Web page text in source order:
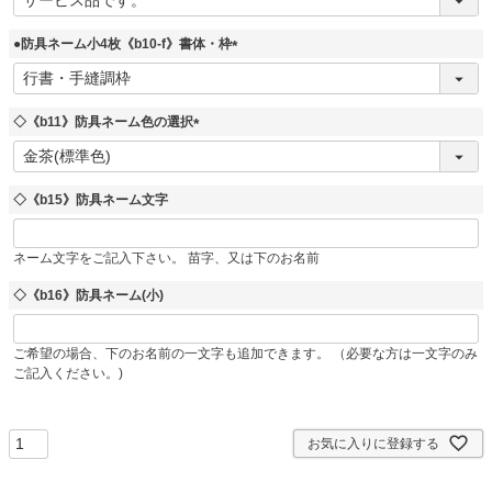
●防具ネーム小4枚《b10-f》書体・枠
(
◇《b11》防具ネーム色の選択
(
◇《b15》防具ネーム文字
ネーム文字をご記入下さい。 苗字、又は下のお名前
◇《b16》防具ネーム(小)
ご希望の場合、下のお名前の一文字も追加できます。 （必要な方は一文字のみ
ご記入ください。)
お気に入りに登録する